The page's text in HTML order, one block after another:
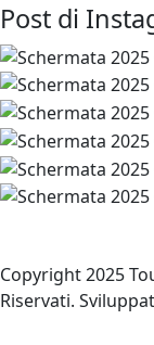
Post di
Copyright 2025
Riservati.